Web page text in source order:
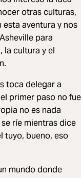
otras culturas,
esta aventura y nos
para
la cultura y el
toca delegar a
primer paso no fue
no es nada
ríe mientras dice
tuyo, bueno, eso
mundo donde